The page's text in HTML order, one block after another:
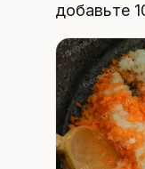
добавьте